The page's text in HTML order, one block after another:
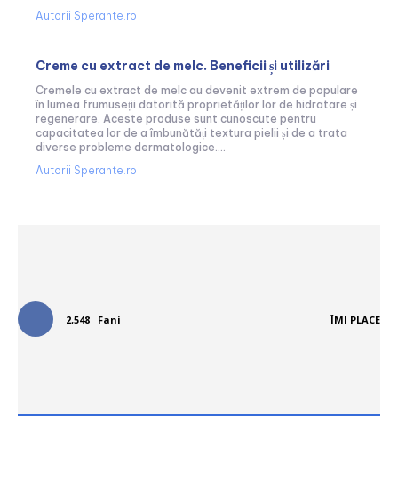
Autorii Sperante.ro
Creme cu extract de melc. Beneficii și utilizări
Cremele cu extract de melc au devenit extrem de populare
în lumea frumuseții datorită proprietăților lor de hidratare și
regenerare. Aceste produse sunt cunoscute pentru
capacitatea lor de a îmbunătăți textura pielii și de a trata
diverse probleme dermatologice....
Autorii Sperante.ro
2,548 Fani ÎMI PLACE